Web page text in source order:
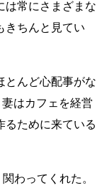
は常にさまざまな
きちんと見てい
とんど心配事がな
はカフェを経営
るために来ている
わってくれた。